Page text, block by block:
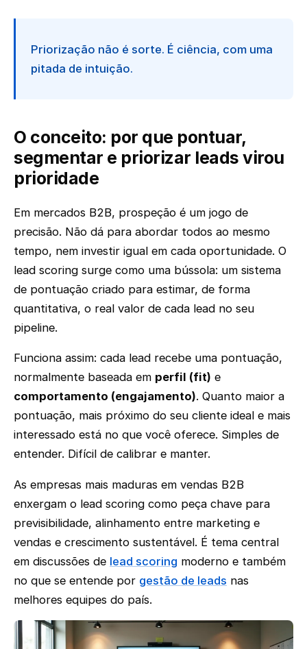
Priorização não é sorte. É ciência, com uma
pitada de intuição.
O conceito: por que pontuar,
segmentar e priorizar leads virou
prioridade
Em mercados B2B, prospeção é um jogo de
precisão. Não dá para abordar todos ao mesmo
tempo, nem investir igual em cada oportunidade. O
lead scoring surge como uma bússola: um sistema
de pontuação criado para estimar, de forma
quantitativa, o real valor de cada lead no seu
pipeline.
Funciona assim: cada lead recebe uma pontuação,
normalmente baseada em perfil (fit) e
comportamento (engajamento). Quanto maior a
pontuação, mais próximo do seu cliente ideal e mais
interessado está no que você oferece. Simples de
entender. Difícil de calibrar e manter.
As empresas mais maduras em vendas B2B
enxergam o lead scoring como peça chave para
previsibilidade, alinhamento entre marketing e
vendas e crescimento sustentável. É tema central
em discussões de lead scoring moderno e também
no que se entende por gestão de leads nas
melhores equipes do país.